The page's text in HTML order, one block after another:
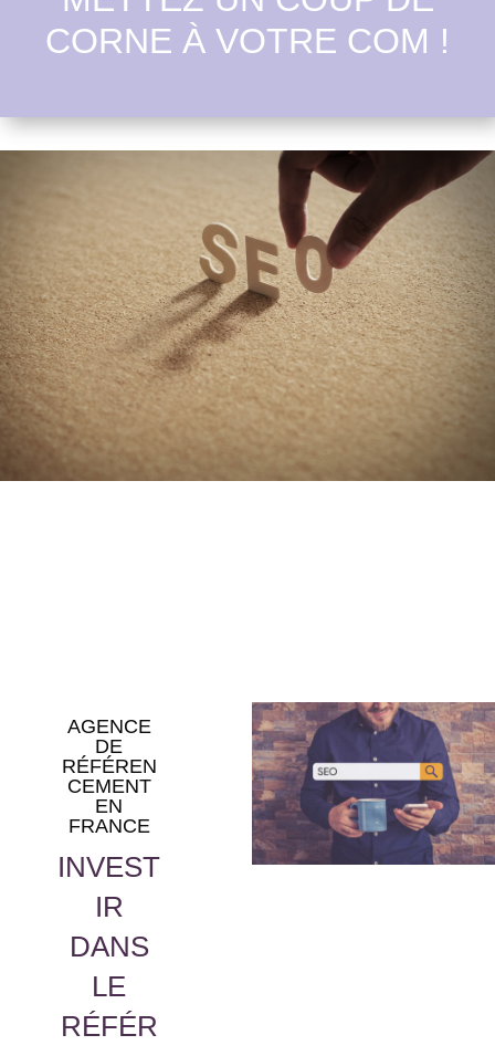
CORNE À VOTRE COM !
AGENCE
DE
RÉFÉREN
CEMENT
EN
FRANCE
INVEST
IR
DANS
LE
RÉFÉR